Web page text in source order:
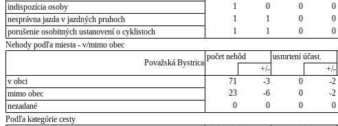
indispozícia osoby
1 0 0 0
nesprávna jazda v jazdných pruhoch
1 1 0 0
porušenie osobitných ustanovení o cyklistoch
1 1 0 0
Nehody podľa miesta - v/mimo obec
Považská Bystrica
počet nehôd usmrtení účast.
+/-
+/-
v obci
71 -3 0 -2
mimo obec
23 -6 0 -2
nezadané
0 0 0 0
Podľa kategórie cesty